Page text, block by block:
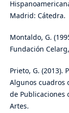
Madrid: Cátedra.
Montaldo, G.
Fundación
Prieto, G. (2013).
Algunos cuadros
de Publicaciones
Artes.